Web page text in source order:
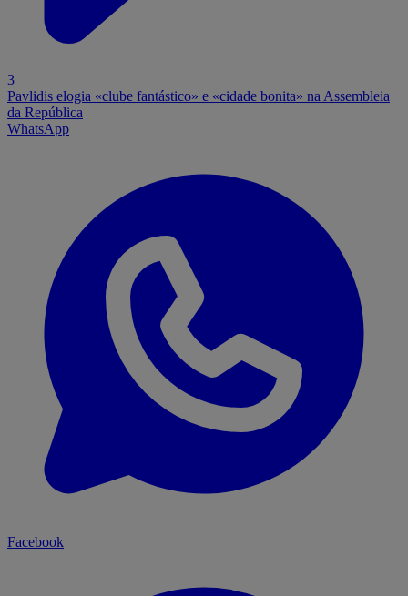
3
Pavlidis elogia «clube fantástico» e «cidade bonita» na Assembleia
da República
WhatsApp
Facebook